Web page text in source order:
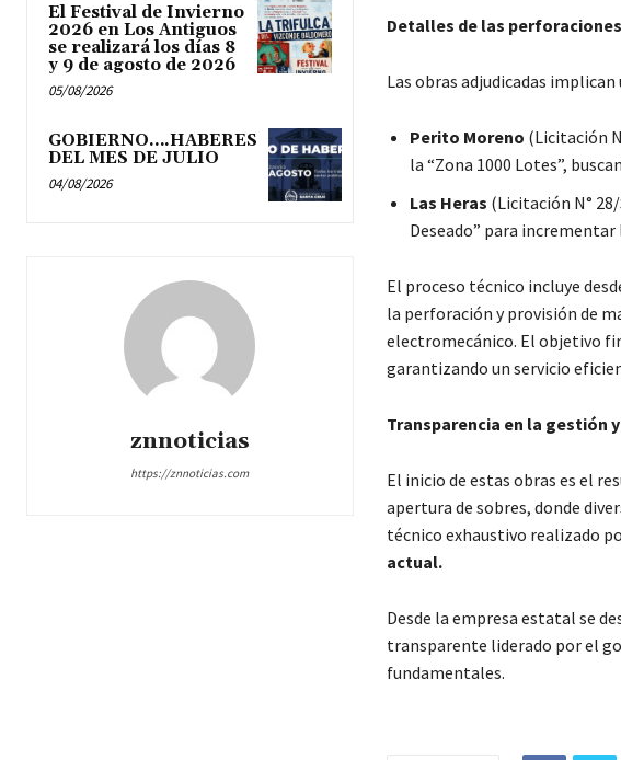
El Festival de Invierno
2026 en Los Antiguos
se realizará los días 8
y 9 de agosto de 2026
05/08/2026
GOBIERNO….HABERES
DEL MES DE JULIO
04/08/2026
znnoticias
https://znnoticias.com
Detalles de las
Las obras adjudicadas
Perito Moreno (Licitación
la “Zona 1000 Lotes”,
Las Heras (Licitación N°
Deseado” para
El proceso técnico incluye
la perforación y provisión de
electromecánico. El objetivo
garantizando un servicio
Transparencia en la gestión
El inicio de estas obras es el
apertura de sobres, donde
técnico exhaustivo realizado
actual.
Desde la empresa estatal se
transparente liderado por el
fundamentales.